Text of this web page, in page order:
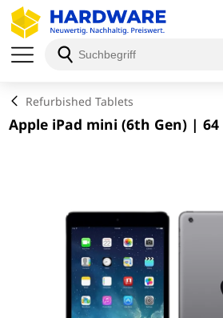
Refurbished Tablets
Apple iPad mini (6th Gen) | 64
Schließen